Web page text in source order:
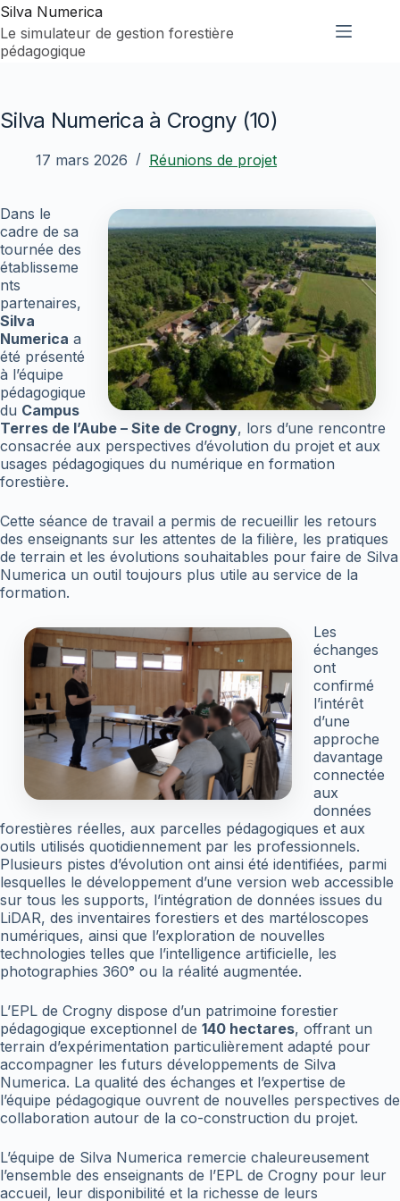
Passer
au
contenu
Silva Numerica
Le simulateur de gestion forestière
pédagogique
Silva Numerica à Crogny (10)
17 mars 2026 Réunions de projet
Dans le
cadre de sa
tournée des
établisseme
nts
partenaires,
Silva
Numerica a
été présenté
à l’équipe
pédagogique
du Campus
Terres de l’Aube – Site de Crogny, lors d’une rencontre
consacrée aux perspectives d’évolution du projet et aux
usages pédagogiques du numérique en formation
forestière.
Cette séance de travail a permis de recueillir les retours
des enseignants sur les attentes de la filière, les pratiques
de terrain et les évolutions souhaitables pour faire de Silva
Numerica un outil toujours plus utile au service de la
formation.
Les
échanges
ont
confirmé
l’intérêt
d’une
approche
davantage
connectée
aux
données
forestières réelles, aux parcelles pédagogiques et aux
outils utilisés quotidiennement par les professionnels.
Plusieurs pistes d’évolution ont ainsi été identifiées, parmi
lesquelles le développement d’une version web accessible
sur tous les supports, l’intégration de données issues du
LiDAR, des inventaires forestiers et des martéloscopes
numériques, ainsi que l’exploration de nouvelles
technologies telles que l’intelligence artificielle, les
photographies 360° ou la réalité augmentée.
L’EPL de Crogny dispose d’un patrimoine forestier
pédagogique exceptionnel de 140 hectares, offrant un
terrain d’expérimentation particulièrement adapté pour
accompagner les futurs développements de Silva
Numerica. La qualité des échanges et l’expertise de
l’équipe pédagogique ouvrent de nouvelles perspectives de
collaboration autour de la co-construction du projet.
L’équipe de Silva Numerica remercie chaleureusement
l’ensemble des enseignants de l’EPL de Crogny pour leur
accueil, leur disponibilité et la richesse de leurs